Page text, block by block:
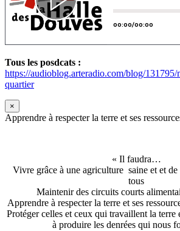
Tous les posdcats :
https://audioblog.arteradio.com/blog/
quartier
×
Apprendre à respecter la terre et ses
« Il faudra…
Vivre grâce à une agriculture saine et et
tous
Maintenir des circuits courts
Apprendre à respecter la terre et ses
Protéger celles et ceux qui travaillent la
à produire les denrées qui nous